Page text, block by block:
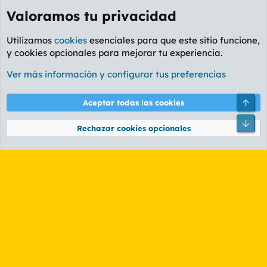
Foro General
Cookies
PL OLDSTYLE AMARILLO
Términos y reglas Política de privacidad Ayuda
Community platform by XenForo® © 2010-2026 XenForo Ltd.
Valoramos tu privacidad
Utilizamos cookies esenciales para que este sitio funcione,
y cookies opcionales para mejorar tu experiencia.
Ver más información y configurar tus preferencias
Aceptar todas las cookies
Rechazar cookies opcionales
Pie